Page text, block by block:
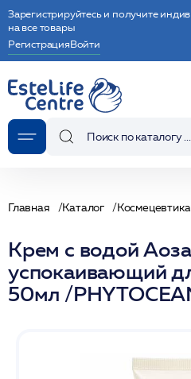
Зарегистрируйтесь и получите
на все товары
РегистрацияВойти
Главная Каталог Космецевтика
Крем с водой
успокаивающий
50мл /